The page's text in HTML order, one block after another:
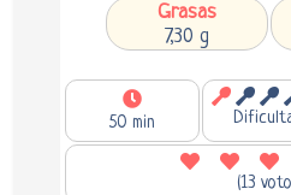
Grasas
7,30 g
50 min
(13